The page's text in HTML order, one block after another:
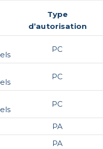
Type
d’autorisation
PC
PC
PC
PA
PA